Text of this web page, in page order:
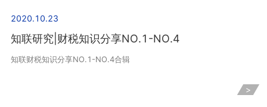
2020.10.23
知联研究|财税知识分享NO.1-NO.4
知联财税知识分享NO.1-NO.4合辑
>